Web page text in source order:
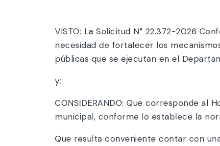
VISTO: La Solicitud N° 22.372-2026
necesidad de fortalecer los
públicas que se ejecutan en el
y;
CONSIDERANDO: Que corresponde
municipal, conforme lo establece la
Que resulta conveniente contar con